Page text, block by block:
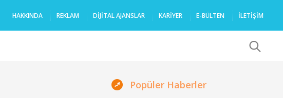
HAKKINDA REKLAM DIJITAL AJANSLAR KARIYER E-BÜLTEN İLETİŞİM
Popüler Haberler